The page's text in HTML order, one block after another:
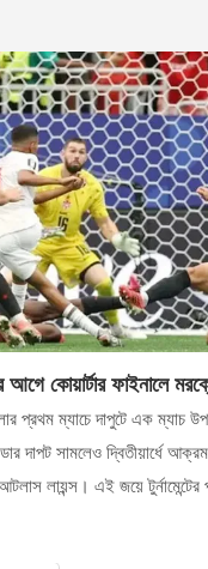
আগে কোয়ার্টার ফাইনালে
প্রথম ম্যাচে দাপুটে এক ম্যাচ
দাপট সামলেও দ্বিতীয়ার্ধে
লায়ন্স। এই জয়ে